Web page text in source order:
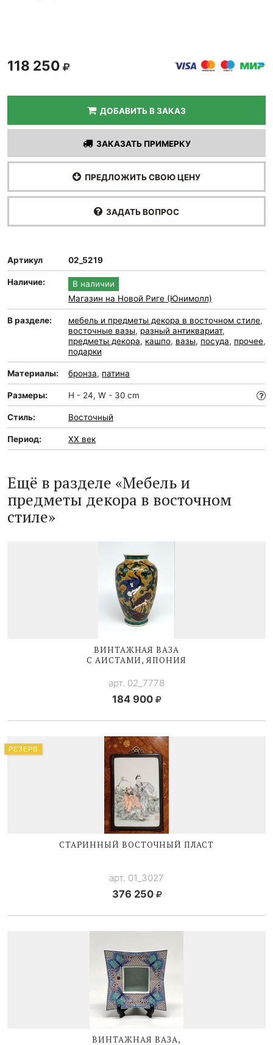
118 250
ДОБАВИТЬ В ЗАКАЗ
ЗАКАЗАТЬ ПРИМЕРКУ
ПРЕДЛОЖИТЬ СВОЮ ЦЕНУ
ЗАДАТЬ ВОПРОС
Артикул 02_5219
Наличие:
В наличии
Магазин на Новой Риге (Юнимолл)
В разделе: мебель и предметы декора в восточном стиле,
восточные вазы, разный антиквариат,
предметы декора, кашпо, вазы, посуда, прочее,
подарки
Материалы: бронза, патина
Размеры: Н - 24, W - 30 cm
Стиль: Восточный
Период: XX век
Ещё в разделе «Мебель и
предметы декора в восточном
стиле»
ВИНТАЖНАЯ ВАЗА
С АИСТАМИ, ЯПОНИЯ
арт. 02_7778
184 900
СТАРИННЫЙ ВОСТОЧНЫЙ ПЛАСТ
арт. 01_3027
376 250
РЕЗЕРВ
ВИНТАЖНАЯ ВАЗА,